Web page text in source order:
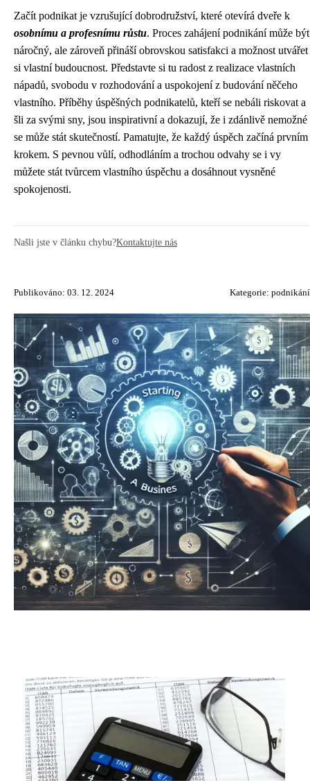
Začít podnikat je vzrušující dobrodružství, které otevírá dveře k
osobnímu a profesnímu růstu. Proces zahájení podnikání může být
náročný, ale zároveň přináší obrovskou satisfakci a možnost utvářet
si vlastní budoucnost. Představte si tu radost z realizace vlastních
nápadů, svobodu v rozhodování a uspokojení z budování něčeho
vlastního. Příběhy úspěšných podnikatelů, kteří se nebáli riskovat a
šli za svými sny, jsou inspirativní a dokazují, že i zdánlivě nemožné
se může stát skutečností. Pamatujte, že každý úspěch začíná prvním
krokem. S pevnou vůlí, odhodláním a trochou odvahy se i vy
můžete stát tvůrcem vlastního úspěchu a dosáhnout vysněné
spokojenosti.
Našli jste v článku chybu?Kontaktujte nás
Publikováno: 03. 12. 2024 Kategorie: podnikání